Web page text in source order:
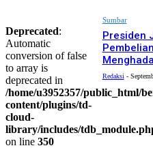
Deprecated:
Automatic
conversion of false
to array is
deprecated in
/home/u3952357/public_html/
content/plugins/td-
cloud-
library/includes/
on line 350
Sumbar
Presiden
Redaksi -